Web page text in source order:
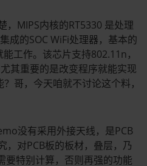
，MIPS内核的RT5330 是处理
成的SOC WiFi处理器，基本的
工作。该芯片支持802.11n，
其重要的是改变程序就能实现
哥，今天咱就不讨论这个料，
没有采用外接天线，是PCB
，对PCB板的板材，叠层，乃
要特别计算，否则再强的功能